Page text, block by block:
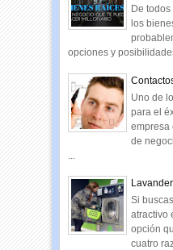
De
los
opciones y
Uno de
para el
empresa
de
Si
atractivo
opción
cuatro